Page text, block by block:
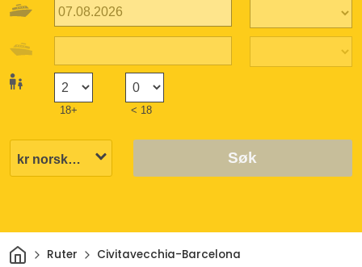
18+ < 18
Søk
HjemRuter Civitavecchia-Barcelona